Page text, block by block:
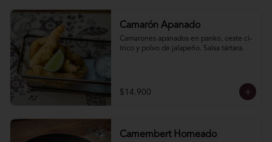
Camarón Apanado
Camarones apanados en panko, ceste cí­
trico y polvo de jalapeño. Salsa tártara.
$14.900
Camembert Horneado